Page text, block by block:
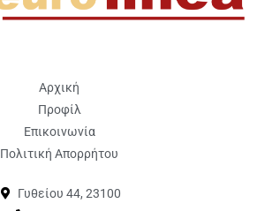
Αρχική
Προφίλ
Επικοινωνία
Πολιτική Απορρήτου
Γυθείου 44, 23100